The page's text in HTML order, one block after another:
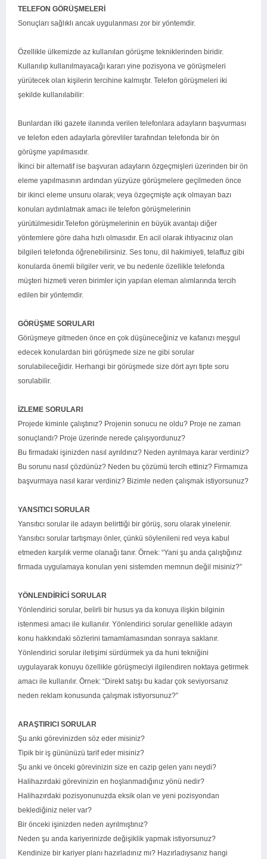
TELEFON GÖRÜŞMELERİ
Sonuçları sağlıklı ancak uygulanması zor bir yöntemdir.
Özellikle ülkemizde az kullanılan görüşme tekniklerinden biridir.
Kullanılıp kullanılmayacağı kararı yine pozisyona ve görüşmeleri
yürütecek olan kişilerin tercihine kalmıştır. Telefon görüşmeleri iki
şekilde kullanılabilir:
Bunlardan ilki gazete ilanında verilen telefonlara adayların başvurması
ve telefon eden adaylarla görevliler tarafından telefonda bir ön
görüşme yapılmasıdır.
İkinci bir alternatif ise başvuran adayların özgeçmişleri üzerinden bir ön
eleme yapılmasının ardından yüzyüze görüşmelere geçilmeden önce
bir ikinci eleme unsuru olarak; veya özgeçmişte açık olmayan bazı
konuları aydınlatmak amacı ile telefon görüşmelerinin
yürütülmesidir.Telefon görüşmelerinin en büyük avantajı diğer
yöntemlere göre daha hızlı olmasıdır. En acil olarak ihtiyacınız olan
bilgileri telefonda öğrenebilirsiniz. Ses tonu, dil hakimiyeti, telaffuz gibi
konularda önemli bilgiler verir, ve bu nedenle özellikle telefonda
müşteri hizmeti veren birimler için yapılan eleman alımlarında tercih
edilen bir yöntemdir.
GÖRÜŞME SORULARI
Görüşmeye gitmeden önce en çok düşüneceğiniz ve kafanızı meşgul
edecek konulardan biri görüşmede size ne gibi sorular
sorulabileceğidir. Herhangi bir görüşmede size dört ayrı tipte soru
sorulabilir.
İZLEME SORULARI
Projede kiminle çalıştınız? Projenin sonucu ne oldu? Proje ne zaman
sonuçlandı? Proje üzerinde nerede çalışıyordunuz?
Bu firmadaki işinizden nasıl ayrıldınız? Neden ayrılmaya karar verdiniz?
Bu sorunu nasıl çözdünüz? Neden bu çözümü tercih ettiniz? Firmamıza
başvurmaya nasıl karar verdiniz? Bizimle neden çalışmak istiyorsunuz?
YANSITICI SORULAR
Yansıtıcı sorular ile adayın belirttiği bir görüş, soru olarak yinelenir.
Yansıtıcı sorular tartışmayı önler, çünkü söylenileni red veya kabul
etmeden karşılık verme olanağı tanır. Örnek: “Yani şu anda çalıştığınız
firmada uygulamaya konulan yeni sistemden memnun değil misiniz?”
YÖNLENDİRİCİ SORULAR
Yönlendirici sorular, belirli bir husus ya da konuya ilişkin bilginin
istenmesi amacı ile kullanılır. Yönlendirici sorular genellikle adayın
konu hakkındaki sözlerini tamamlamasından sonraya saklanır.
Yönlendirici sorular iletişimi sürdürmek ya da huni tekniğini
uygulayarak konuyu özellikle görüşmeciyi ilgilendiren noktaya getirmek
amacı ile kullanılır. Örnek: “Direkt satışı bu kadar çok seviyorsanız
neden reklam konusunda çalışmak istiyorsunuz?”
ARAŞTIRICI SORULAR
Şu anki görevinizden söz eder misiniz?
Tipik bir iş gününüzü tarif eder misiniz?
Şu anki ve önceki görevinizin size en cazip gelen yanı neydi?
Halihazırdaki görevinizin en hoşlanmadığınız yönü nedir?
Halihazırdaki pozisyonunuzda eksik olan ve yeni pozisyondan
beklediğiniz neler var?
Bir önceki işinizden neden ayrılmıştınız?
Neden şu anda kariyerinizde değişiklik yapmak istiyorsunuz?
Kendinize bir kariyer planı hazırladınız mı? Hazırladıysanız hangi